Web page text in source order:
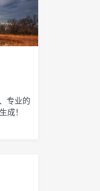
专业的
成！